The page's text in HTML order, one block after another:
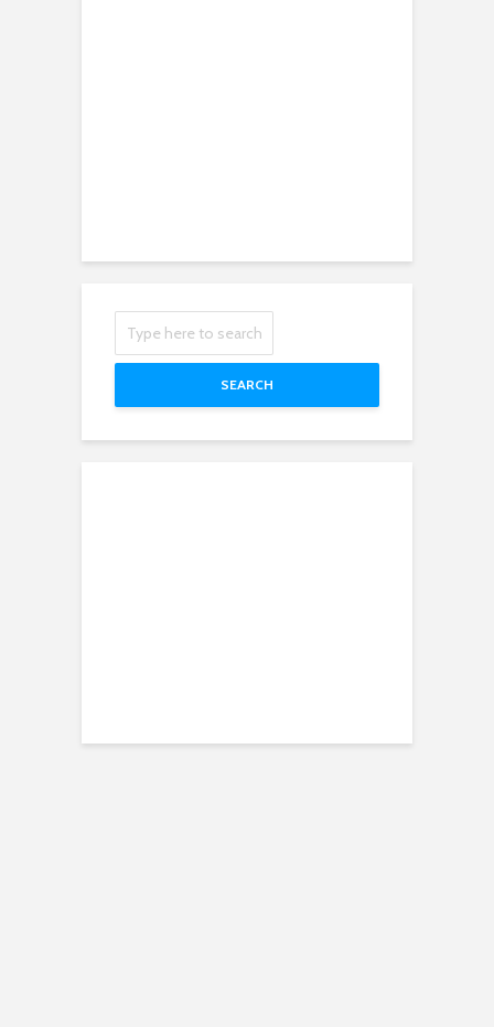
SEARCH